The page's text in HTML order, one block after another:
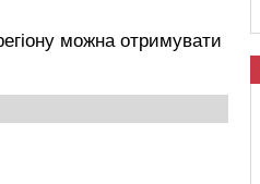
можна отримувати